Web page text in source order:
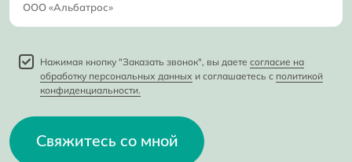
Нажимая кнопку "Заказать звонок", вы даете согласие на
обработку персональных данных и соглашаетесь с политикой
конфиденциальности.
Свяжитесь со мной